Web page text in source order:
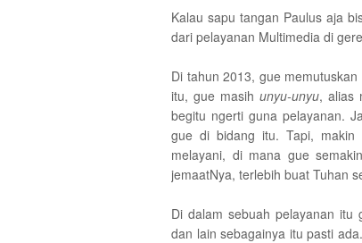
Kalau sapu tangan Paulus aja
dari pelayanan Multimedia di
Di tahun 2013, gue
itu, gue masih unyu-unyu, alias
begitu ngerti guna pelayanan.
gue di bidang itu. Tapi, makin
melayani, di mana gue
jemaatNya, terlebih buat Tuhan
Di dalam sebuah pelayanan itu
dan lain sebagainya itu pasti